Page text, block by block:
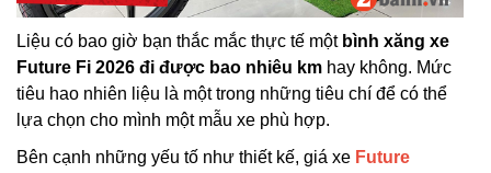
Liệu có bao giờ bạn thắc mắc thực tế một bình xăng xe
Future Fi 2026 đi được bao nhiêu km hay không. Mức
tiêu hao nhiên liệu là một trong những tiêu chí để có thể
lựa chọn cho mình một mẫu xe phù hợp.
Bên cạnh những yếu tố như thiết kế, giá xe Future